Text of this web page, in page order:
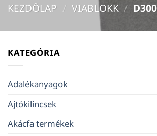
KEZDŐLAP / VIABLOKK / D300
KATEGÓRIA
Adalékanyagok
Ajtókilincsek
Akácfa termékek